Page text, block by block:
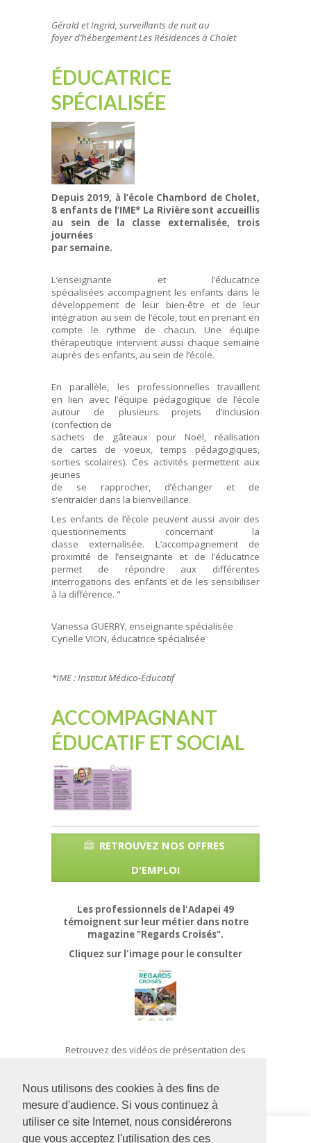
Nous utilisons des cookies à des fins de
mesure d'audience. Si vous continuez à
utiliser ce site Internet, nous considérerons
que vous acceptez l'utilisation des ces
Gérald et Ingrid, surveillants de nuit au
foyer d’hébergement Les Résidences à Cholet
ÉDUCATRICE
SPÉCIALISÉE
Depuis 2019, à l’école Chambord de Cholet,
8 enfants de l’IME* La Rivière sont accueillis
au sein de la classe externalisée, trois
journées
par semaine.
L’enseignante et l’éducatrice
spécialisées accompagnent les enfants dans le
développement de leur bien-être et de leur
intégration au sein de l’école, tout en prenant en
compte le rythme de chacun. Une équipe
thérapeutique intervient aussi chaque semaine
auprès des enfants, au sein de l’école.
En parallèle, les professionnelles travaillent
en lien avec l’équipe pédagogique de l’école
autour de plusieurs projets d’inclusion
(confection de
sachets de gâteaux pour Noël, réalisation
de cartes de voeux, temps pédagogiques,
sorties scolaires). Ces activités permettent aux
jeunes
de se rapprocher, d’échanger et de
s’entraider dans la bienveillance.
Les enfants de l’école peuvent aussi avoir des
questionnements concernant la
classe externalisée. L’accompagnement de
proximité de l’enseignante et de l’éducatrice
permet de répondre aux différentes
interrogations des enfants et de les sensibiliser
à la différence. "
Vanessa GUERRY, enseignante spécialisée
Cyrielle VION, éducatrice spécialisée
*IME : Institut Médico-Éducatif
ACCOMPAGNANT
ÉDUCATIF ET SOCIAL
RETROUVEZ NOS OFFRES
D'EMPLOI
Les professionnels de l'Adapei 49
témoignent sur leur métier dans notre
magazine "Regards Croisés".
Cliquez sur l'image pour le consulter
Retrouvez des vidéos de présentation des
Siège social
IME Bordage